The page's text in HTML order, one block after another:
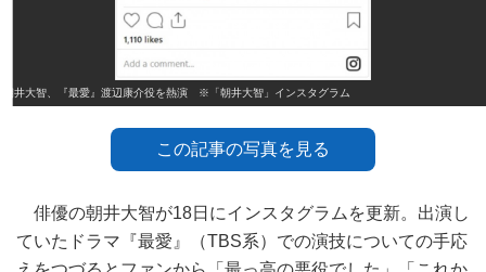
朝井大智、『最愛』渡辺康介役を熱演 ※「朝井大智」インスタグラム
この記事の写真を見る
俳優の朝井大智が18日にインスタグラムを更新。出演し
ていたドラマ『最愛』（TBS系）での演技についての手応